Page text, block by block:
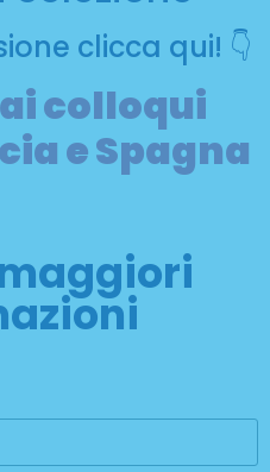
clicca qui! 👇
colloqui
e Spagna